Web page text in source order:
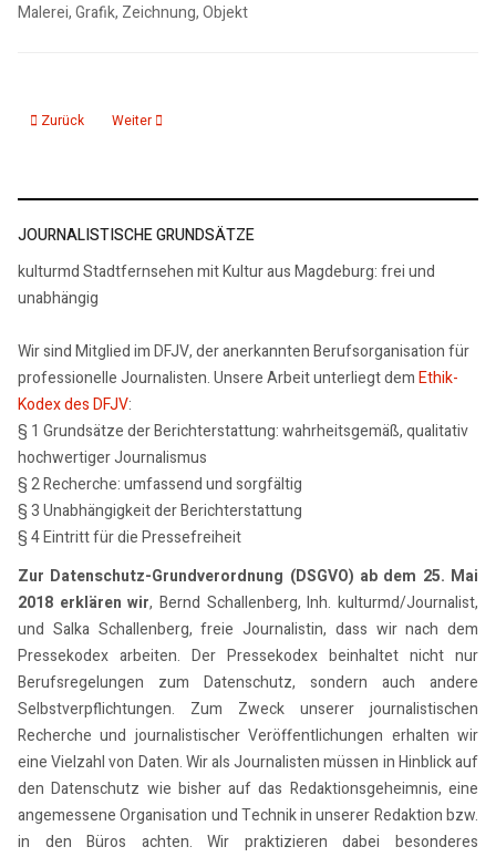
Malerei, Grafik, Zeichnung, Objekt
Vorheriger Beitrag: 17.10.24: KMD aktuelle 15, Nachrichten 2
Zurück Nächster Beitrag: 15.10.24: KMD aktuelle 15, Nachrichten 2
Weiter
JOURNALISTISCHE GRUNDSÄTZE
kulturmd Stadtfernsehen mit Kultur aus Magdeburg: frei und
unabhängig
Wir sind Mitglied im DFJV, der anerkannten Berufsorganisation für
professionelle Journalisten. Unsere Arbeit unterliegt demEthik-
Kodex des DFJV:
§ 1 Grundsätze der Berichterstattung: wahrheitsgemäß, qualitativ
hochwertiger Journalismus
§ 2 Recherche: umfassend und sorgfältig
§ 3 Unabhängigkeit der Berichterstattung
§ 4 Eintritt für die Pressefreiheit
Zur Datenschutz-Grundverordnung (DSGVO) ab dem 25. Mai
2018 erklären wir, Bernd Schallenberg, Inh. kulturmd/Journalist,
und Salka Schallenberg, freie Journalistin, dass wir nach dem
Pressekodex arbeiten. Der Pressekodex beinhaltet nicht nur
Berufsregelungen zum Datenschutz, sondern auch andere
Selbstverpflichtungen. Zum Zweck unserer journalistischen
Recherche und journalistischer Veröffentlichungen erhalten wir
eine Vielzahl von Daten. Wir als Journalisten müssen in Hinblick auf
den Datenschutz wie bisher auf das Redaktionsgeheimnis, eine
angemessene Organisation und Technik in unserer Redaktion bzw.
in den Büros achten. Wir praktizieren dabei besonderes